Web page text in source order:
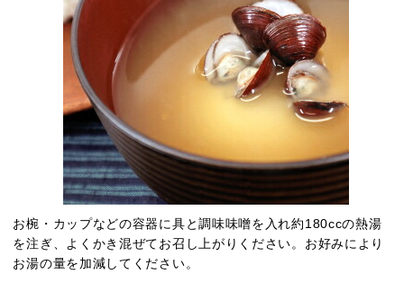
お椀・カップなどの容器に具と調味味噌を入れ約180ccの熱湯
を注ぎ、よくかき混ぜてお召し上がりください。お好みにより
お湯の量を加減してください。